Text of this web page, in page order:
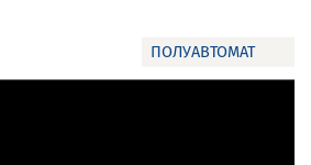
ПОЛУАВТОМАТ